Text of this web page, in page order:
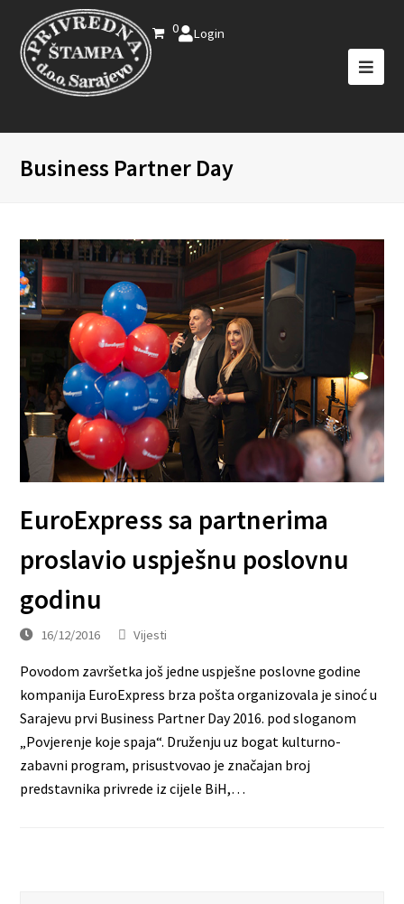
0 Login
Business Partner Day
EuroExpress sa partnerima
proslavio uspješnu poslovnu
godinu
16/12/2016 Vijesti
Povodom završetka još jedne uspješne poslovne godine
kompanija EuroExpress brza pošta organizovala je sinoć u
Sarajevu prvi Business Partner Day 2016. pod sloganom
„Povjerenje koje spaja“. Druženju uz bogat kulturno-
zabavni program, prisustvovao je značajan broj
predstavnika privrede iz cijele BiH,…